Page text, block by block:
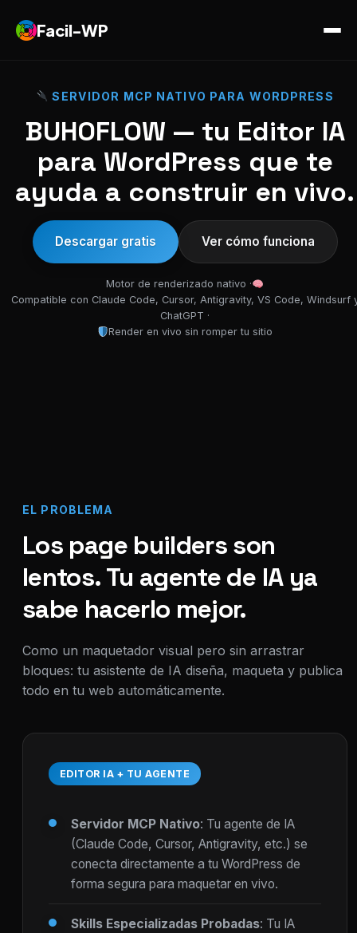
Facil-WP
SERVIDOR MCP NATIVO PARA WORDPRESS
BUHOFLOW — tu Editor IA
para WordPress que te
ayuda a construir en vivo.
Descargar gratis Ver cómo funciona
Motor de renderizado nativo ·
Compatible con Claude Code, Cursor, Antigravity, VS Code, Windsurf
ChatGPT ·
Render en vivo sin romper tu sitio
EL PROBLEMA
Los page builders son
lentos. Tu agente de IA ya
sabe hacerlo mejor.
Como un maquetador visual pero sin arrastrar
bloques: tu asistente de IA diseña, maqueta y publica
todo en tu web automáticamente.
EDITOR IA + TU AGENTE
Servidor MCP Nativo: Tu agente de IA
(Claude Code, Cursor, Antigravity, etc.) se
conecta directamente a tu WordPress de
forma segura para maquetar en vivo.
Skills Especializadas Probadas: Tu IA